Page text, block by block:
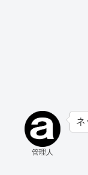
管理人
ネ